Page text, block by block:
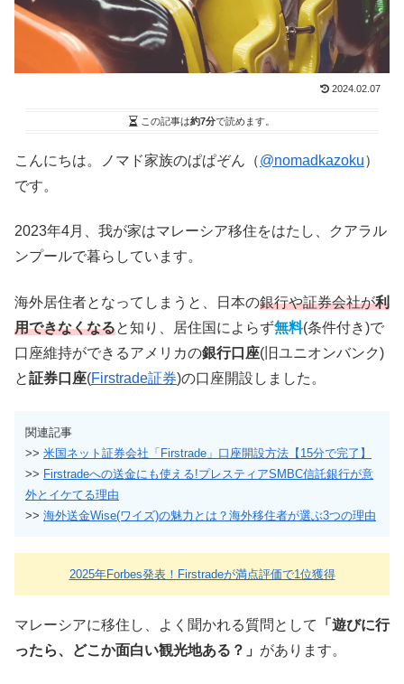
2024.02.07
この記事は約7分で読めます。
こんにちは。ノマド家族のぱぱぞん（@nomadkazoku）
です。
2023年4月、我が家はマレーシア移住をはたし、クアラル
ンプールで暮らしています。
海外居住者となってしまうと、日本の銀行や証券会社が利
用できなくなると知り、居住国によらず無料(条件付き)で
口座維持ができるアメリカの銀行口座(旧ユニオンバンク)
と証券口座(Firstrade証券)の口座開設しました。
関連記事
>> 米国ネット証券会社「Firstrade」口座開設方法【15分で完了】
>> Firstradeへの送金にも使える!プレスティアSMBC信託銀行が意
外とイケてる理由
>> 海外送金Wise(ワイズ)の魅力とは？海外移住者が選ぶ3つの理由
2025年Forbes発表！Firstradeが満点評価で1位獲得
マレーシアに移住し、よく聞かれる質問として
「遊びに行
ったら、どこか面白い観光地ある？」 があります。